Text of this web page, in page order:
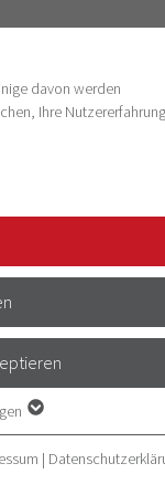
davon werden
Ihre Nutzererfahrung
der Webseite
einwandfrei
|